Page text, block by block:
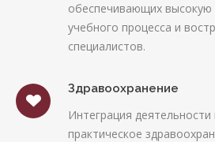
обеспечивающих высокую
учебного процесса и
специалистов.
Здравоохранение
Интеграция деятельности
практическое